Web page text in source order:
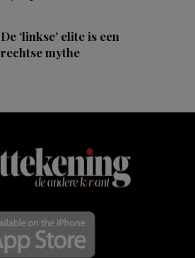
De ‘linkse’ elite is een
rechtse mythe